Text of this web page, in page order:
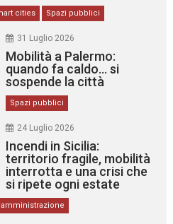
cities Spazi pubblici
31 Luglio 2026
Mobilità a Palermo:
quando fa caldo… si
sospende la città
Spazi pubblici
24 Luglio 2026
Incendi in Sicilia:
territorio fragile, mobilità
interrotta e una crisi che
si ripete ogni estate